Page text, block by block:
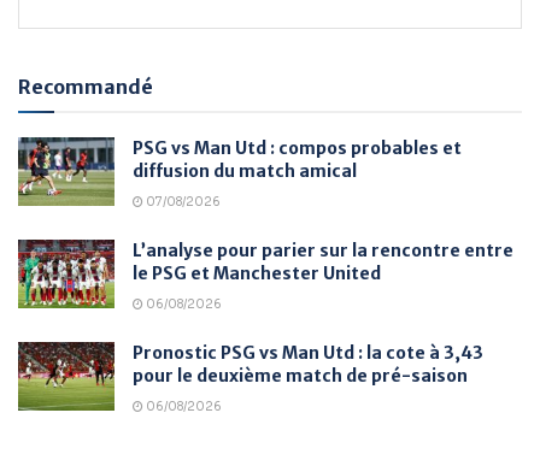
Recommandé
PSG vs Man Utd : compos probables et
diffusion du match amical
07/08/2026
L’analyse pour parier sur la rencontre entre
le PSG et Manchester United
06/08/2026
Pronostic PSG vs Man Utd : la cote à 3,43
pour le deuxième match de pré-saison
06/08/2026